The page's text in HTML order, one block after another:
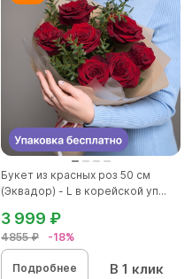
Букет из красных роз 50 см
(Эквадор) - L в корейской уп...
4855 ₽ -18%
3 999 ₽
Подробнее В 1 клик